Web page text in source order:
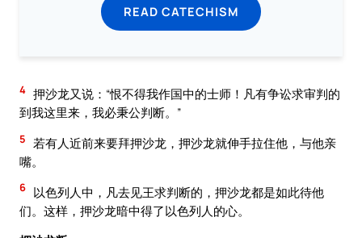
READ CATECHISM
4 押沙龙又说：“恨不得我作国中的士师！凡有争讼求审判的
到我这里来，我必秉公判断。”
5 若有人近前来要拜押沙龙，押沙龙就伸手拉住他，与他亲
嘴。
6 以色列人中，凡去见王求判断的，押沙龙都是如此待他
们。这样，押沙龙暗中得了以色列人的心。